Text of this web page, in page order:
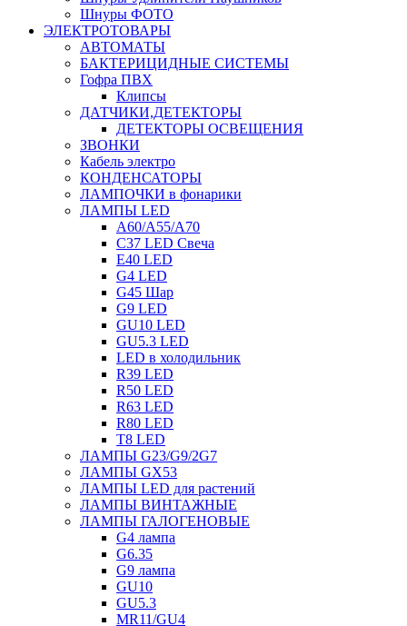
Шнуры ФОТО
ЭЛЕКТРОТОВАРЫ
АВТОМАТЫ
БАКТЕРИЦИДНЫЕ СИСТЕМЫ
Гофра ПВХ
Клипсы
ДАТЧИКИ,ДЕТЕКТОРЫ
ДЕТЕКТОРЫ ОСВЕЩЕНИЯ
ЗВОНКИ
Кабель электро
КОНДЕНСАТОРЫ
ЛАМПОЧКИ в фонарики
ЛАМПЫ LED
A60/A55/A70
C37 LED Свеча
E40 LED
G4 LED
G45 Шар
G9 LED
GU10 LED
GU5.3 LED
LED в холодильник
R39 LED
R50 LED
R63 LED
R80 LED
T8 LED
ЛАМПЫ G23/G9/2G7
ЛАМПЫ GX53
ЛАМПЫ LED для растений
ЛАМПЫ ВИНТАЖНЫЕ
ЛАМПЫ ГАЛОГЕНОВЫЕ
G4 лампа
G6.35
G9 лампа
GU10
GU5.3
MR11/GU4